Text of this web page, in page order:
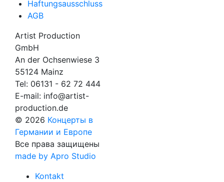
Haftungsausschluss
AGB
Artist Production
GmbH
An der Ochsenwiese 3
55124 Mainz
Tel: 06131 - 62 72 444
E-mail: info@artist-
production.de
© 2026 Концерты в
Германии и Европе
Все права защищены
made by Apro Studio
Kontakt